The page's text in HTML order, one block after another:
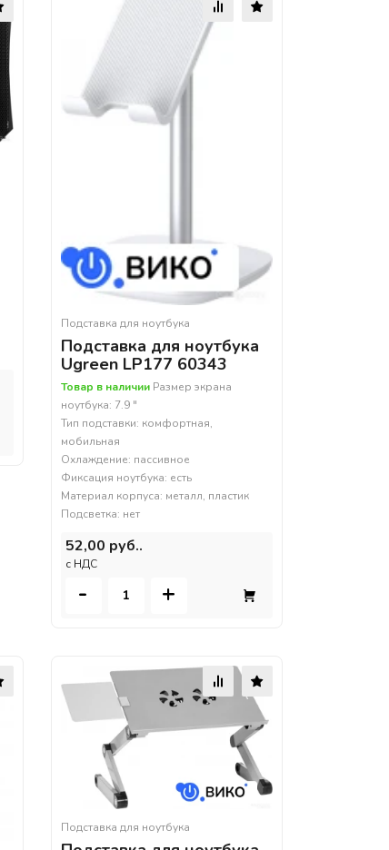
Подставка для ноутбука
Подставка для ноутбука
Ugreen LP177 60343
Товар в наличииРазмер экрана
ноутбука: 7.9 "
Тип подставки: комфортная,
мобильная
Охлаждение: пассивное
Фиксация ноутбука: есть
Материал корпуса: металл, пластик
Подсветка: нет
52,00 руб..
c НДС
- +
Подставка для ноутбука